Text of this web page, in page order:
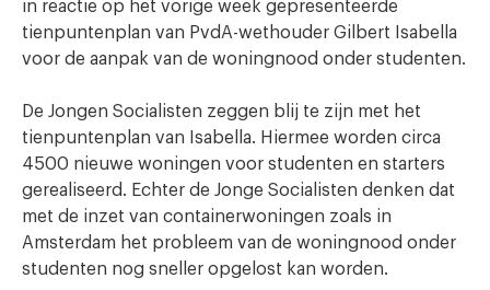
in reactie op het vorige week gepresenteerde
tienpuntenplan van PvdA-wethouder Gilbert Isabella
voor de aanpak van de woningnood onder studenten.
De Jongen Socialisten zeggen blij te zijn met het
tienpuntenplan van Isabella. Hiermee worden circa
4500 nieuwe woningen voor studenten en starters
gerealiseerd. Echter de Jonge Socialisten denken dat
met de inzet van containerwoningen zoals in
Amsterdam het probleem van de woningnood onder
studenten nog sneller opgelost kan worden.